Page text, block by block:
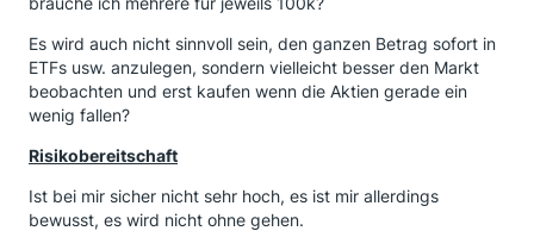
Es wird auch nicht sinnvoll sein, den ganzen Betrag sofort in
ETFs usw. anzulegen, sondern vielleicht besser den Markt
beobachten und erst kaufen wenn die Aktien gerade ein
wenig fallen?
Risikobereitschaft
Ist bei mir sicher nicht sehr hoch, es ist mir allerdings
bewusst, es wird nicht ohne gehen.